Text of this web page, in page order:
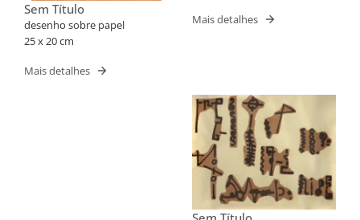
Sem Título
desenho sobre papel
25 x 20 cm
Mais detalhes
Mais detalhes